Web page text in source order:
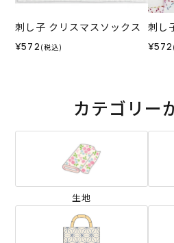
刺し子 クリスマスソックス
¥572 (税込)
刺し
¥572
カテゴリー
生地